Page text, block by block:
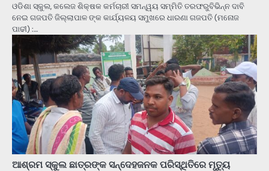
ଓଡିଶା ସ୍କୁଲ, କଲେଜ ଶିକ୍ଷକ କର୍ମଚାରୀ ସମନ୍ୱୟ ସମ୍ମିତି ତରଫରୁବିଭିନ୍ନ ଦାବି
ନେଇ ଗଜପତି ଜିଲ୍ଲାପାଳ ଙ୍କ କାର୍ଯ୍ୟଳୟ ସମୁଖରେ ଧାରଣା ଗଜପତି (ମନୋଜ
ପାଢୀ) :…
ଆଶ୍ରମ ସ୍କୁଲ ଛାତ୍ରଙ୍କ ସନ୍ଦେହଜନକ ପରିସ୍ଥିତିରେ ମୃତ୍ୟୁ